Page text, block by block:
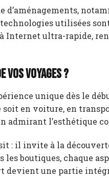
utilisées
Internet ultra-rapide,
voyages ?
unique dès le
en voiture, en
admirant l’esthétique
: il invite à la
boutiques, chaque
devient une partie